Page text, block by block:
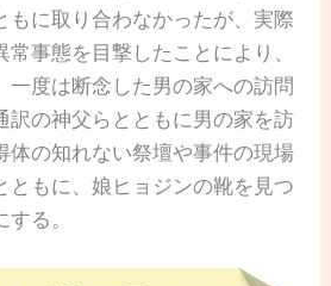
もに取り合わなかったが、実際
事態を目撃したことにより、
一度は断念した男の家への訪問
訳の神父らとともに男の家を訪
体の知れない祭壇や事件の現場
ともに、娘ヒョジンの靴を見つ
る。